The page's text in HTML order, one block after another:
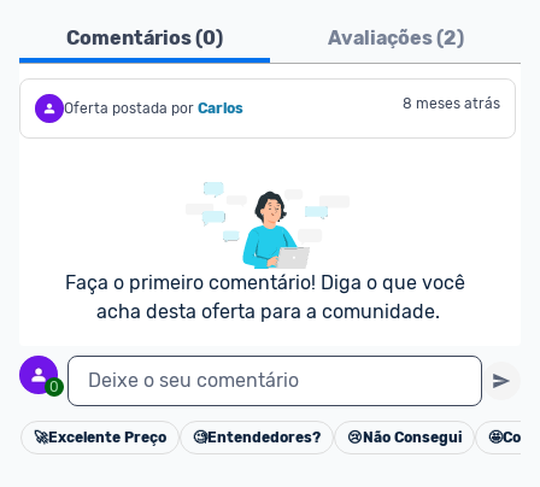
Comentários (0) Avaliações (2)
Oferta postada por Carlos 8 meses atrás
Faça o primeiro comentário! Diga o que você
acha desta oferta para a comunidade.
0 Deixe o seu comentário
Cancelar
🚀Excelente Preço 🧐Entendedores? 😢 Não Consegui 🤩